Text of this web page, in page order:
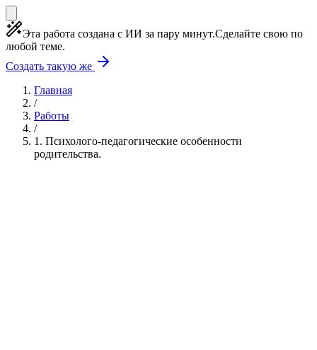
Эта работа создана с ИИ за пару минут.Сделайте свою по
любой теме.
Создать такую же
Главная
/
Работы
/
1. Психолого-педагогические особенности
родительства.